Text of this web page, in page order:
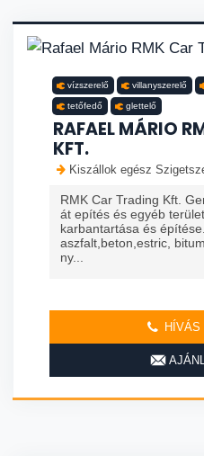
vízszerelő villanyszerelő
tetőfedő glettelő
RAFAEL MÁRIO
KFT.
Kiszállok egész
RMK Car Trading Kft.
át epítés és egyéb
karbantartása és
aszfalt,beton,estric,
ny...
HÍVÁS